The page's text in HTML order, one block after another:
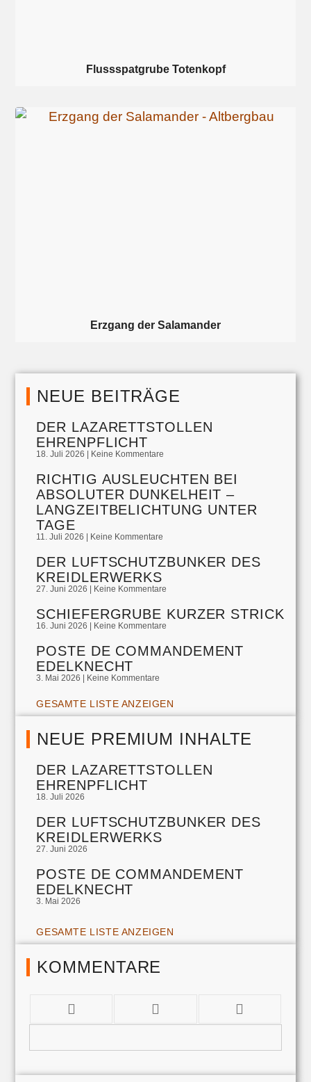
Flussspatgrube Totenkopf
Erzgang der Salamander
NEUE BEITRÄGE
DER LAZARETTSTOLLEN
EHRENPFLICHT
18. Juli 2026 Keine Kommentare
RICHTIG AUSLEUCHTEN BEI
ABSOLUTER DUNKELHEIT –
LANGZEITBELICHTUNG UNTER
TAGE
11. Juli 2026 Keine Kommentare
DER LUFTSCHUTZBUNKER DES
KREIDLERWERKS
27. Juni 2026 Keine Kommentare
SCHIEFERGRUBE KURZER STRICK
16. Juni 2026 Keine Kommentare
POSTE DE COMMANDEMENT
EDELKNECHT
3. Mai 2026 Keine Kommentare
GESAMTE LISTE ANZEIGEN
NEUE PREMIUM INHALTE
DER LAZARETTSTOLLEN
EHRENPFLICHT
18. Juli 2026
DER LUFTSCHUTZBUNKER DES
KREIDLERWERKS
27. Juni 2026
POSTE DE COMMANDEMENT
EDELKNECHT
3. Mai 2026
GESAMTE LISTE ANZEIGEN
KOMMENTARE